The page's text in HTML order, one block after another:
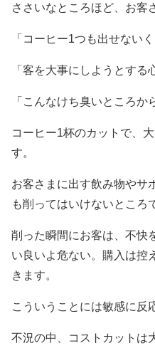
ささいなところほど、お客
「コーヒー1つも出せない
「客を大事にしようとする
「こんなけち臭いところか
コーヒー1杯のカットで、
す。
お客さまに出す飲み物やサ
も削ってはいけないところ
削った瞬間にお客は、不快
い良いよ危ない。購入は控
きます。
こういうことには敏感に反
不況の中、コストカットは